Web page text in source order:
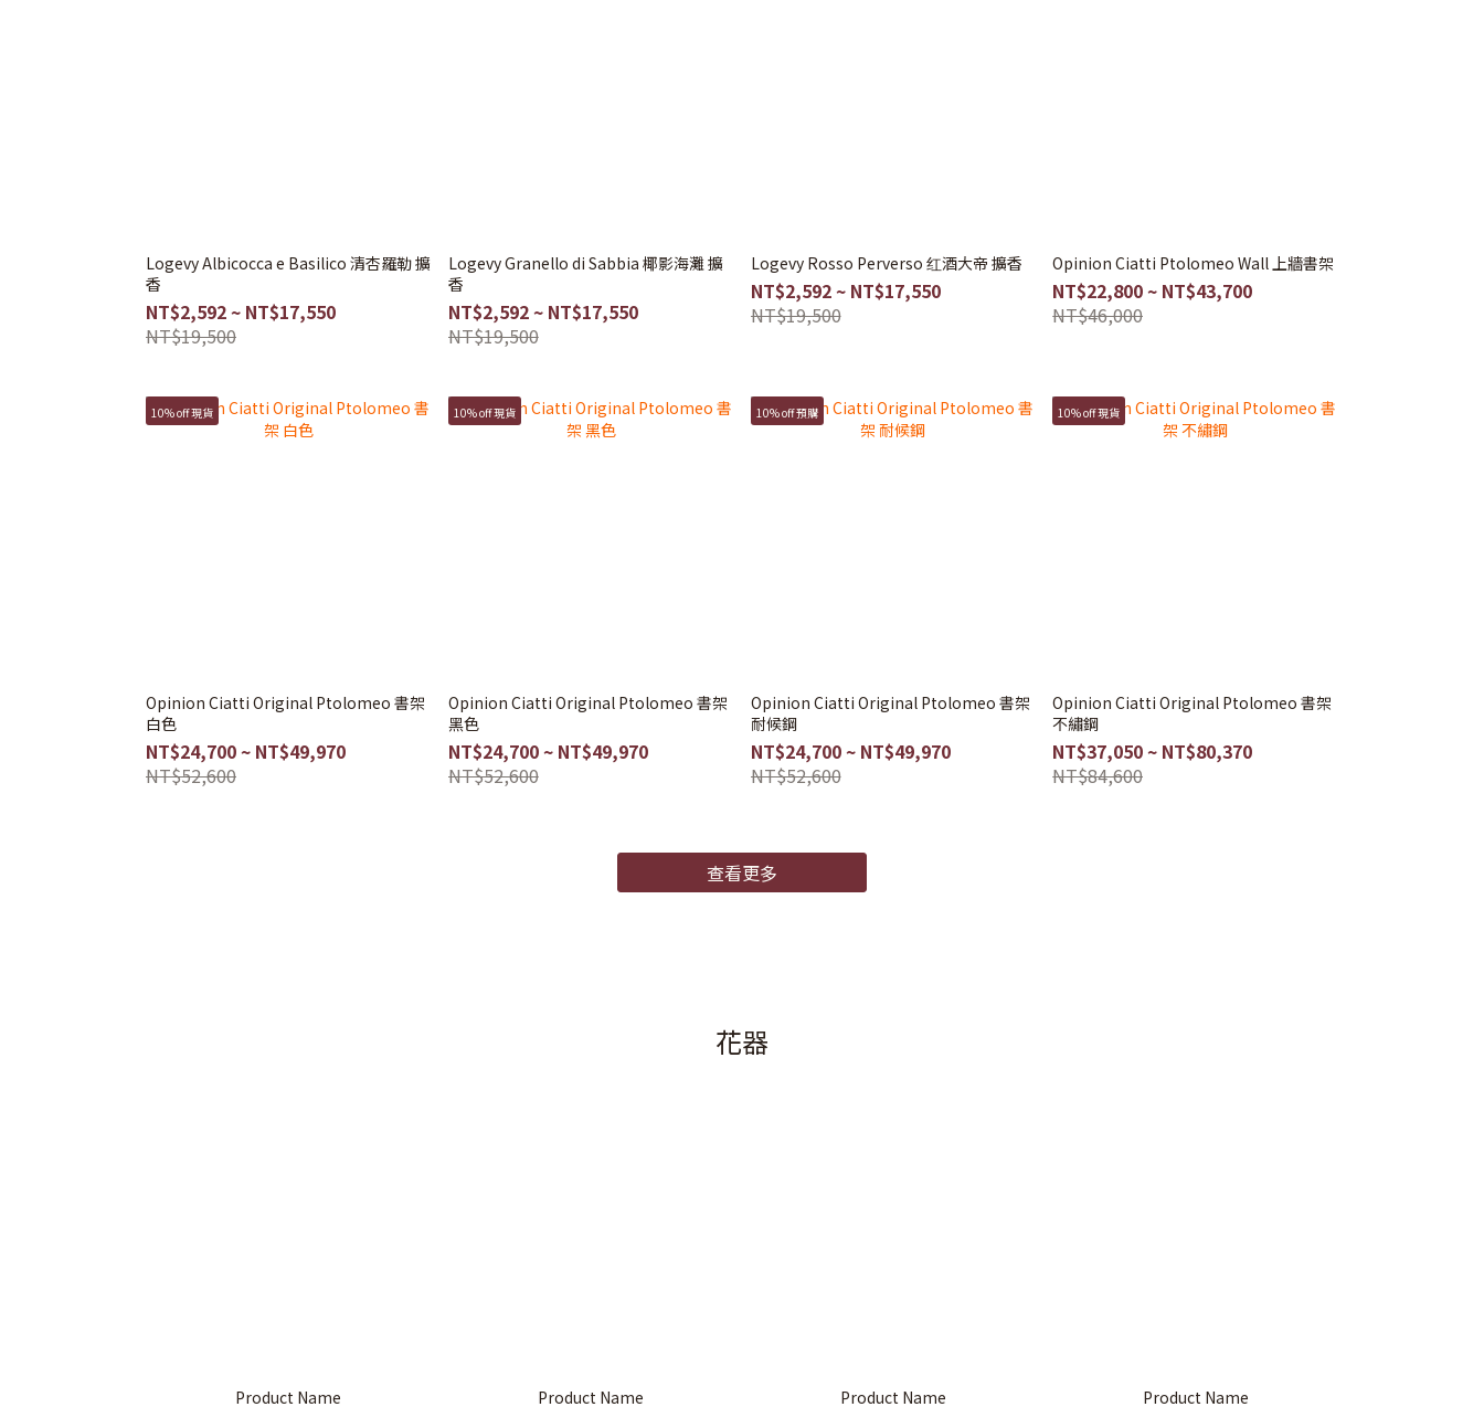
Logevy Albicocca e Basilico 清杏羅勒 擴
香
NT$2,592 ~ NT$17,550
NT$19,500
Logevy Granello di Sabbia 椰影海灘 擴
香
NT$2,592 ~ NT$17,550
NT$19,500
Logevy Rosso Perverso 红酒大帝 擴香
NT$2,592 ~ NT$17,550
NT$19,500
Opinion Ciatti Ptolomeo Wall 上牆書架
NT$22,800 ~ NT$43,700
NT$46,000
10% off 現貨
Opinion Ciatti Original Ptolomeo 書架
白色
NT$24,700 ~ NT$49,970
NT$52,600
10% off 現貨
Opinion Ciatti Original Ptolomeo 書架
黑色
NT$24,700 ~ NT$49,970
NT$52,600
10% off 預購
Opinion Ciatti Original Ptolomeo 書架
耐候鋼
NT$24,700 ~ NT$49,970
NT$52,600
10% off 現貨
Opinion Ciatti Original Ptolomeo 書架
不繡鋼
NT$37,050 ~ NT$80,370
NT$84,600
查看更多
花器
Product Name Product Name Product Name Product Name